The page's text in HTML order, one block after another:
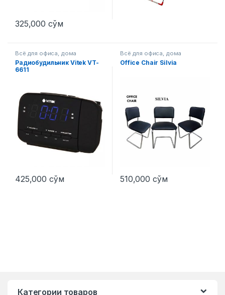
325,000 сўм
Всё для офиса, дома
Радиобудильник Vitek VT-
6611
425,000 сўм
Всё для офиса, дома
Office Chair Silvia
510,000 сўм
Категории товаров